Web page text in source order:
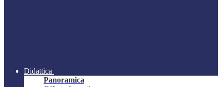
Didattica
Panoramica